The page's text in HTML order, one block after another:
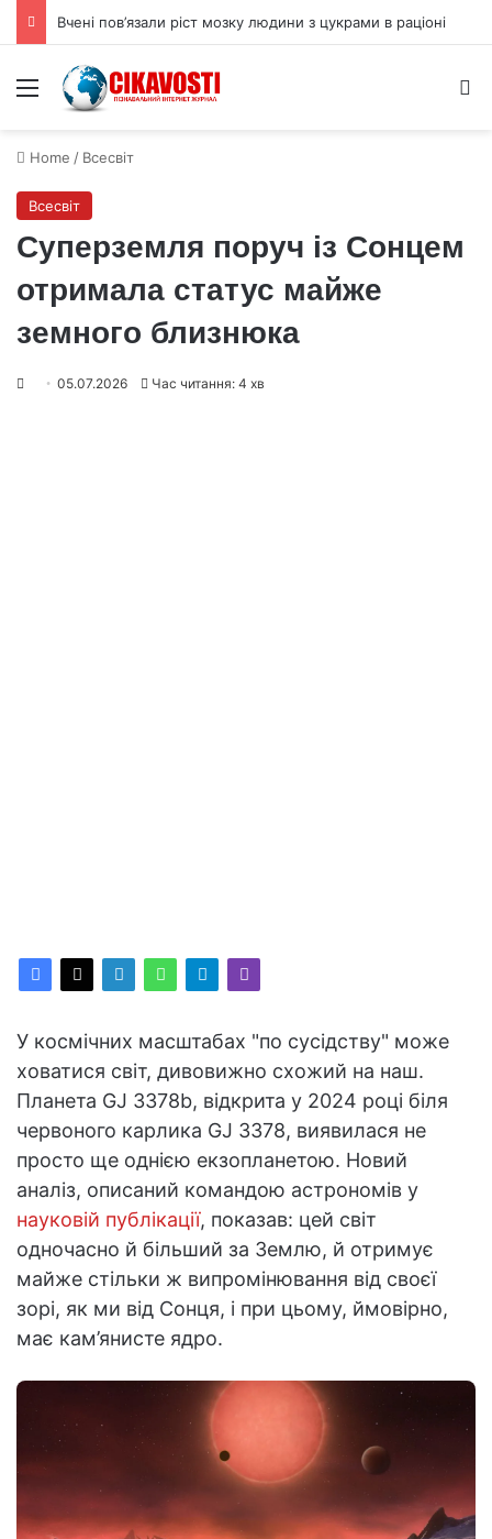
Вчені пов’язали ріст мозку людини з цукрами в раціоні
Menu
Home / Всесвіт
Всесвіт
Суперземля поруч із Сонцем
отримала статус майже
земного близнюка
05.07.2026 Час читання: 4 хв
У космічних масштабах "по сусідству" може
ховатися світ, дивовижно схожий на наш.
Планета GJ 3378b, відкрита у 2024 році біля
червоного карлика GJ 3378, виявилася не
просто ще однією екзопланетою. Новий
аналіз, описаний командою астрономів у
науковій публікації, показав: цей світ
одночасно й більший за Землю, й отримує
майже стільки ж випромінювання від своєї
зорі, як ми від Сонця, і при цьому, ймовірно,
має кам’янисте ядро.